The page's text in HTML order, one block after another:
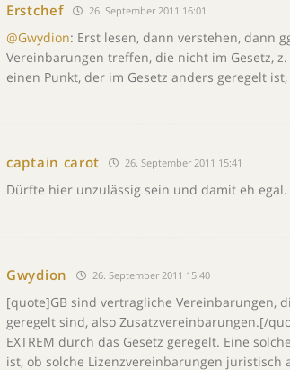
Erstchef 26. September 2011 16:01
@Gwydion: Erst lesen, dann verstehen, dann
Vereinbarungen treffen, die nicht im Gesetz, z.
einen Punkt, der im Gesetz anders geregelt
captain carot 26. September 2011 15:41
Dürfte hier unzulässig sein und damit eh egal.
Gwydion 26. September 2011 15:40
[quote]GB sind vertragliche Vereinbarungen,
geregelt sind, also Zusatzvereinbarungen.[/
EXTREM durch das Gesetz geregelt. Eine
ist, ob solche Lizenzvereinbarungen